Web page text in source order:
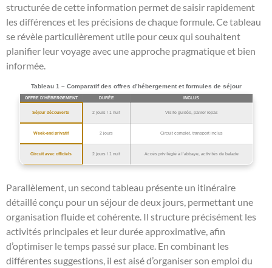
structurée de cette information permet de saisir rapidement
les différences et les précisions de chaque formule. Ce tableau
se révèle particulièrement utile pour ceux qui souhaitent
planifier leur voyage avec une approche pragmatique et bien
informée.
Tableau 1 – Comparatif des offres d’hébergement et formules de séjour
OFFRE D’HÉBERGEMENT DURÉE INCLUS
Séjour découverte 2 jours / 1 nuit Visite guidée, panier repas
Week-end privatif 2 jours Circuit complet, transport inclus
Circuit avec officiels 2 jours / 1 nuit Accès privilégié à l’abbaye, activités de balade
Parallèlement, un second tableau présente un itinéraire
détaillé conçu pour un séjour de deux jours, permettant une
organisation fluide et cohérente. Il structure précisément les
activités principales et leur durée approximative, afin
d’optimiser le temps passé sur place. En combinant les
différentes suggestions, il est aisé d’organiser son emploi du